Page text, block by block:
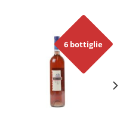
6 bottiglie